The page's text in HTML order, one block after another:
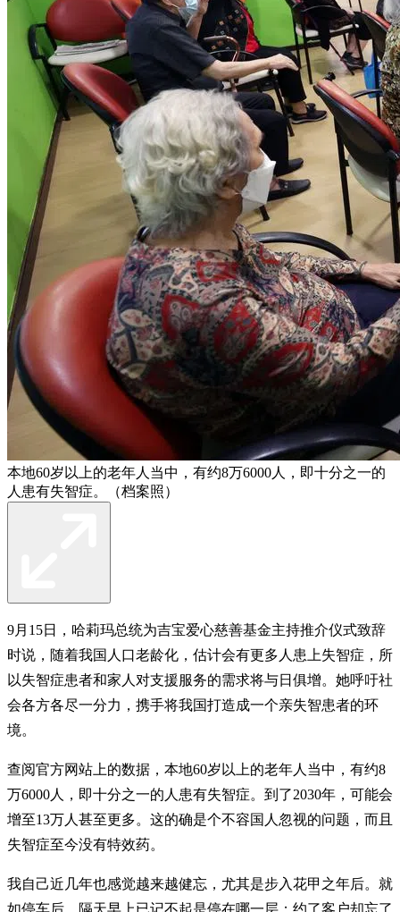
本地60岁以上的老年人当中，有约8万6000人，即十分之一的
人患有失智症。（档案照）
9月15日，哈莉玛总统为吉宝爱心慈善基金主持推介仪式致辞
时说，随着我国人口老龄化，估计会有更多人患上失智症，所
以失智症患者和家人对支援服务的需求将与日俱增。她呼吁社
会各方各尽一分力，携手将我国打造成一个亲失智患者的环
境。
查阅官方网站上的数据，本地60岁以上的老年人当中，有约8
万6000人，即十分之一的人患有失智症。到了2030年，可能会
增至13万人甚至更多。这的确是个不容国人忽视的问题，而且
失智症至今没有特效药。
我自己近几年也感觉越来越健忘，尤其是步入花甲之年后。就
如停车后，隔天早上已记不起是停在哪一层；约了客户却忘了